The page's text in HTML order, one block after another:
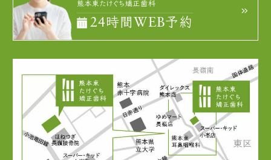
熊本東たけぐち矯正歯科
24時間WEB予約